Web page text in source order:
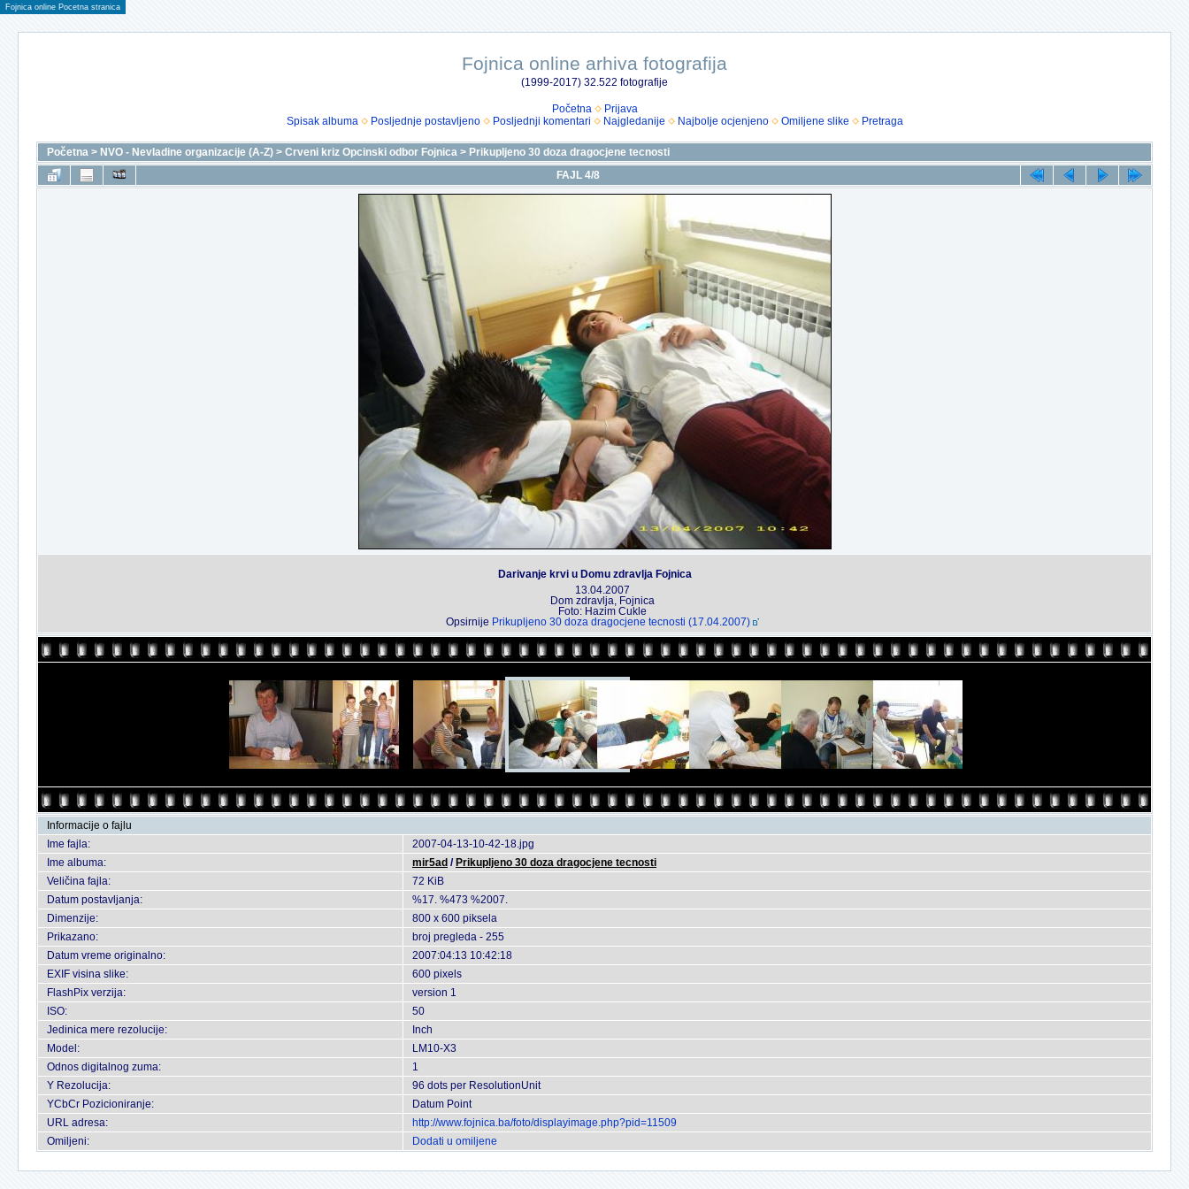
Fojnica online Pocetna stranica
Fojnica online arhiva fotografija
(1999-2017) 32.522 fotografije
Početna
Prijava
Spisak albuma
Posljednje postavljeno Posljednji komentari Najgledanije Najbolje ocjenjeno Omiljene slike Pretraga
Početna > NVO - Nevladine organizacije (A-Z) > Crveni kriz Opcinski odbor Fojnica > Prikupljeno 30 doza dragocjene tecnosti
FAJL 4/8
Darivanje krvi u Domu zdravlja Fojnica
13.04.2007
Dom zdravlja, Fojnica
Foto: Hazim Cukle
Opsirnije Prikupljeno 30 doza dragocjene tecnosti (17.04.2007)
Informacije o fajlu
Ime fajla:
2007-04-13-10-42-18.jpg
Ime albuma:
mir5ad / Prikupljeno 30 doza dragocjene tecnosti
Veličina fajla:
72 KiB
Datum postavljanja:
%17. %473 %2007.
Dimenzije:
800 x 600 piksela
Prikazano:
broj pregleda - 255
Datum vreme originalno:
2007:04:13 10:42:18
EXIF visina slike:
600 pixels
FlashPix verzija:
version 1
ISO:
50
Jedinica mere rezolucije:
Inch
Model:
LM10-X3
Odnos digitalnog zuma:
1
Y Rezolucija:
96 dots per ResolutionUnit
YCbCr Pozicioniranje:
Datum Point
URL adresa:
http://www.fojnica.ba/foto/displayimage.php?pid=11509
Omiljeni:
Dodati u omiljene